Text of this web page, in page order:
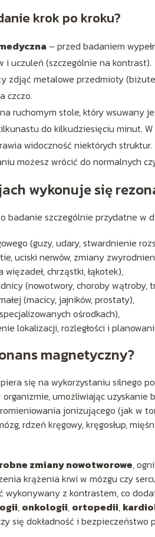
krok po kroku?
– przed badaniem
i uczuleń (szczególnie na kontrast).
zdjąć metalowe przedmioty
czczo.
ruchomym stole, który wsuwany
do kilkudziesięciu minut.
widoczność niektórych struktur.
możesz wrócić do normalnych
wykonuje się
badanie szczególnie przydatne w
(guzy, udary, stwardnienie
uciski nerwów, zmiany
chrząstki, łąkotek),
(nowotwory, choroby wątroby,
(macicy, jajników, prostaty),
ośrodkach),
lokalizacji, rozległości i
magnetyczny?
się na wykorzystaniu silnego
umożliwiając
jonizującego (jak w
rdzeń kręgowy, kręgosłup,
zmiany nowotworowe,
krążenia krwi w mózgu czy
wykonywany z kontrastem, co
, onkologii, ortopedii,
się dokładność i bezpieczeństwo